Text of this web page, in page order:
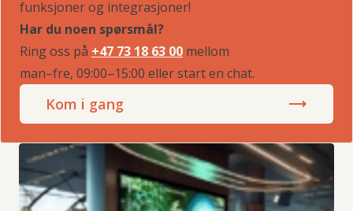
funksjoner og integrasjoner!
Har du noen spørsmål?
Ring oss på +47 73 18 63 00 mellom
man–fre, 09:00–15:00 eller start en chat.
Kom i gang